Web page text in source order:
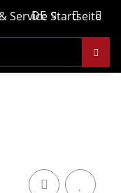
DE